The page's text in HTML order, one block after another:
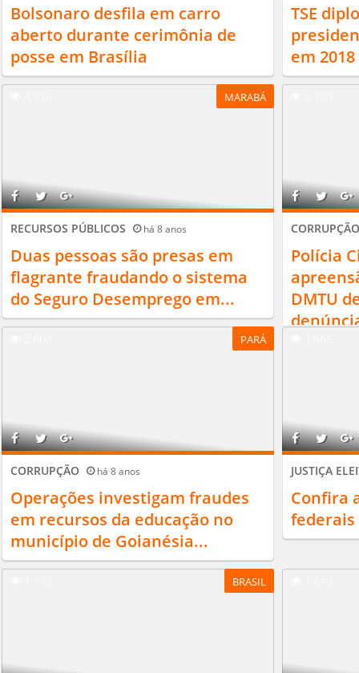
Bolsonaro desfila em carro
aberto durante cerimônia de
posse em Brasília
TSE
em 2018
MARABÁ
RECURSOS PÚBLICOS há 8 anos
Duas pessoas são presas em
flagrante fraudando o sistema
do Seguro Desemprego em...
Polícia
DMTU
PARÁ
CORRUPÇÃO há 8 anos
Operações investigam fraudes
em recursos da educação no
município de Goianésia...
JUSTIÇA
Confira
federais
BRASIL